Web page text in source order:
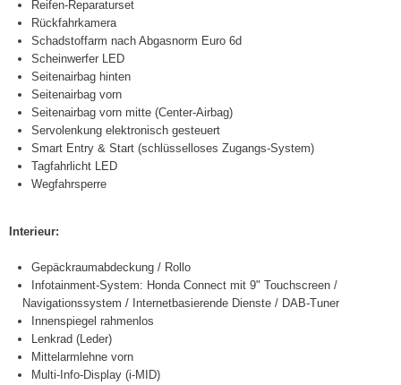
Reifen-Reparaturset
Rückfahrkamera
Schadstoffarm nach Abgasnorm Euro 6d
Scheinwerfer LED
Seitenairbag hinten
Seitenairbag vorn
Seitenairbag vorn mitte (Center-Airbag)
Servolenkung elektronisch gesteuert
Smart Entry & Start (schlüsselloses Zugangs-System)
Tagfahrlicht LED
Wegfahrsperre
Interieur:
Gepäckraumabdeckung / Rollo
Infotainment-System: Honda Connect mit 9" Touchscreen /
Navigationssystem / Internetbasierende Dienste / DAB-Tuner
Innenspiegel rahmenlos
Lenkrad (Leder)
Mittelarmlehne vorn
Multi-Info-Display (i-MID)